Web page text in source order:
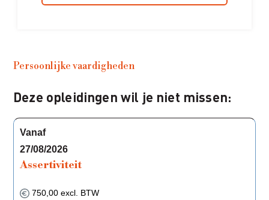
Persoonlijke vaardigheden
Deze opleidingen wil je niet missen:
Vanaf
27/08/2026
Assertiviteit
750,00 excl. BTW